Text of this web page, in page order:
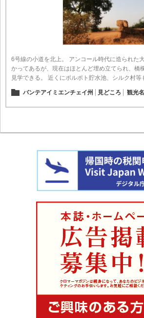
6号線の小道を北上。 アンコール時代に造られた
かってあるが、現在はほとんど埋め立てられ、橋
見学できる。 近くにポルポト貯水池、シルク村等
バンテアイミエンチェイ州 見どころ 観光